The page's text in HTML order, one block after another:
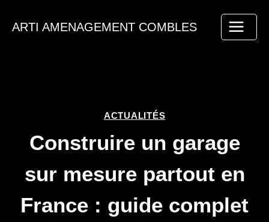
ARTI AMENAGEMENT COMBLES
ACTUALITÉS
Construire un garage
sur mesure partout en
France : guide complet